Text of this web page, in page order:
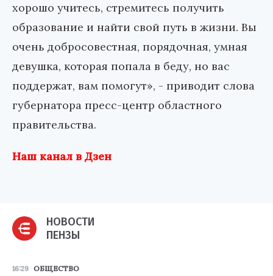
хорошо учитесь, стремитесь получить
образование и найти свой путь в жизни. Вы
очень добросовестная, порядочная, умная
девушка, которая попала в беду, но вас
поддержат, вам помогут», - приводит слова
губернатора пресс-центр областного
правительства.
Наш канал в Дзен
НОВОСТИ
ПЕНЗЫ
16:29 ОБЩЕСТВО